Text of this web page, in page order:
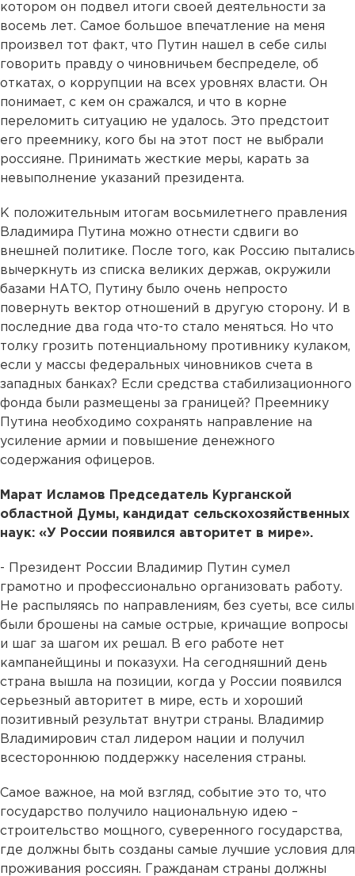
котором он подвел итоги своей деятельности за
восемь лет. Самое большое впечатление на меня
произвел тот факт, что Путин нашел в себе силы
говорить правду о чиновничьем беспределе, об
откатах, о коррупции на всех уровнях власти. Он
понимает, с кем он сражался, и что в корне
переломить ситуацию не удалось. Это предстоит
его преемнику, кого бы на этот пост не выбрали
россияне. Принимать жесткие меры, карать за
невыполнение указаний президента.
К положительным итогам восьмилетнего правления
Владимира Путина можно отнести сдвиги во
внешней политике. После того, как Россию пытались
вычеркнуть из списка великих держав, окружили
базами НАТО, Путину было очень непросто
повернуть вектор отношений в другую сторону. И в
последние два года что-то стало меняться. Но что
толку грозить потенциальному противнику кулаком,
если у массы федеральных чиновников счета в
западных банках? Если средства стабилизационного
фонда были размещены за границей? Преемнику
Путина необходимо сохранять направление на
усиление армии и повышение денежного
содержания офицеров.
Марат Исламов Председатель Курганской
областной Думы, кандидат сельскохозяйственных
наук: «У России появился авторитет в мире».
- Президент России Владимир Путин сумел
грамотно и профессионально организовать работу.
Не распыляясь по направлениям, без суеты, все силы
были брошены на самые острые, кричащие вопросы
и шаг за шагом их решал. В его работе нет
кампанейщины и показухи. На сегодняшний день
страна вышла на позиции, когда у России появился
серьезный авторитет в мире, есть и хороший
позитивный результат внутри страны. Владимир
Владимирович стал лидером нации и получил
всестороннюю поддержку населения страны.
Самое важное, на мой взгляд, событие это то, что
государство получило национальную идею –
строительство мощного, суверенного государства,
где должны быть созданы самые лучшие условия для
проживания россиян. Гражданам страны должны